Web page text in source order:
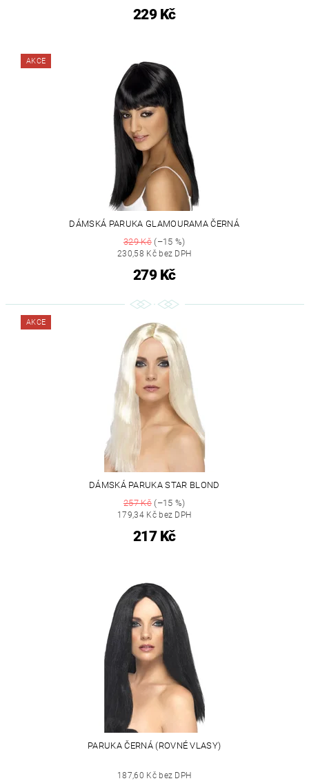
229 Kč
AKCE
DÁMSKÁ PARUKA GLAMOURAMA ČERNÁ
329 Kč(–15 %)
230,58 Kč bez DPH
279 Kč
AKCE
DÁMSKÁ PARUKA STAR BLOND
257 Kč(–15 %)
179,34 Kč bez DPH
217 Kč
PARUKA ČERNÁ (ROVNÉ VLASY)
187,60 Kč bez DPH